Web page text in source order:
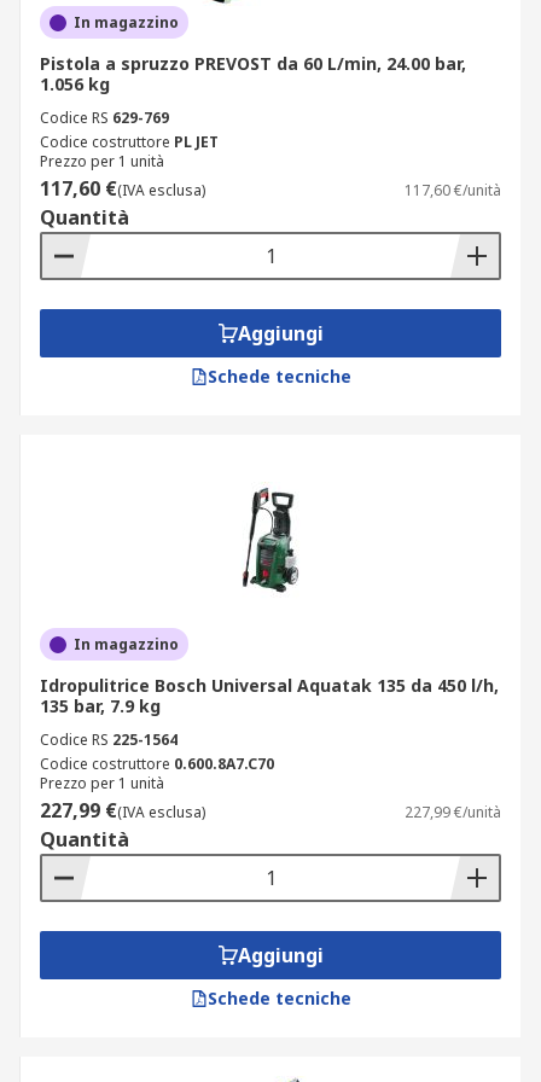
In magazzino
Pistola a spruzzo PREVOST da 60 L/min, 24.00 bar,
1.056 kg
Codice RS 629-769
Codice costruttore PL JET
Prezzo per 1 unità
117,60 €(IVA esclusa) 117,60 €/unità
Quantità
Aggiungi
Schede tecniche
In magazzino
Idropulitrice Bosch Universal Aquatak 135 da 450 l/h,
135 bar, 7.9 kg
Codice RS 225-1564
Codice costruttore 0.600.8A7.C70
Prezzo per 1 unità
227,99 €(IVA esclusa) 227,99 €/unità
Quantità
Aggiungi
Schede tecniche